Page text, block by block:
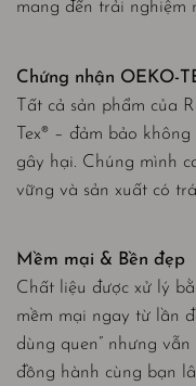
mang đến trải nghiệm
Chứng nhận OEKO-
Tất cả sản phẩm của
Tex® – đảm bảo
gây hại. Chúng mình
vững và sản xuất có
Mềm mại & Bền đẹp
Chất liệu được xử lý
mềm mại ngay từ lần
dùng quen” nhưng
đồng hành cùng bạn